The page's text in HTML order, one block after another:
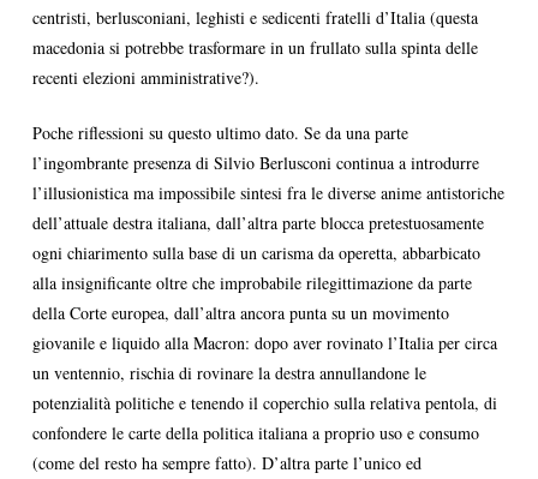
centristi, berlusconiani, leghisti e sedicenti fratelli d’Italia (questa
macedonia si potrebbe trasformare in un frullato sulla spinta delle
recenti elezioni amministrative?).
Poche riflessioni su questo ultimo dato. Se da una parte
l’ingombrante presenza di Silvio Berlusconi continua a introdurre
l’illusionistica ma impossibile sintesi fra le diverse anime antistoriche
dell’attuale destra italiana, dall’altra parte blocca pretestuosamente
ogni chiarimento sulla base di un carisma da operetta, abbarbicato
alla insignificante oltre che improbabile rilegittimazione da parte
della Corte europea, dall’altra ancora punta su un movimento
giovanile e liquido alla Macron: dopo aver rovinato l’Italia per circa
un ventennio, rischia di rovinare la destra annullandone le
potenzialità politiche e tenendo il coperchio sulla relativa pentola, di
confondere le carte della politica italiana a proprio uso e consumo
(come del resto ha sempre fatto). D’altra parte l’unico ed